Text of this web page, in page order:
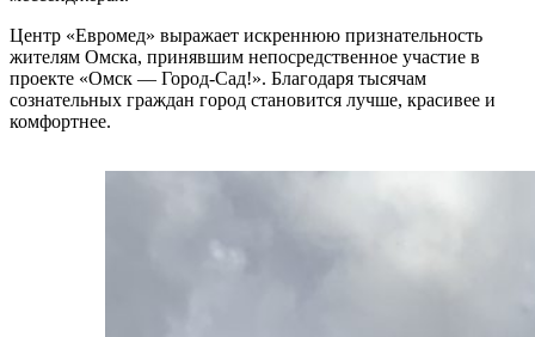
Центр «Евромед» выражает искреннюю признательность
жителям Омска, принявшим непосредственное участие в
проекте «Омск — Город-Сад!». Благодаря тысячам
сознательных граждан город становится лучше, красивее и
комфортнее.